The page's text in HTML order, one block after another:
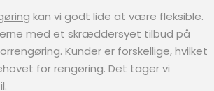
kan vi godt lide at være fleksible.
med et skræddersyet tilbud på
Kunder er forskellige, hvilket
for rengøring. Det tager vi